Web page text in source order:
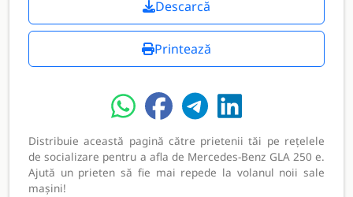
Descarcă
Printează
Distribuie această pagină către prietenii tăi pe rețelele
de socializare pentru a afla de Mercedes-Benz GLA 250 e.
Ajută un prieten să fie mai repede la volanul noii sale
mașini!